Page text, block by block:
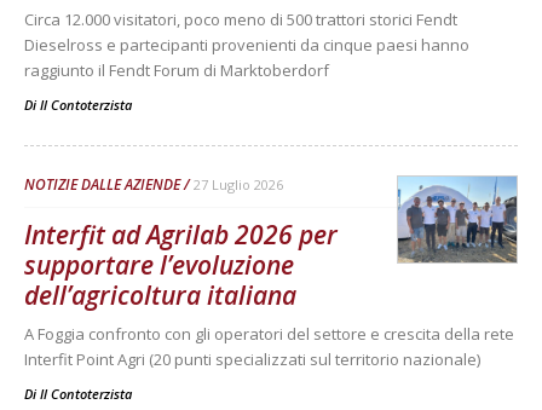
Circa 12.000 visitatori, poco meno di 500 trattori storici Fendt
Dieselross e partecipanti provenienti da cinque paesi hanno
raggiunto il Fendt Forum di Marktoberdorf
Di Il Contoterzista
NOTIZIE DALLE AZIENDE 27 Luglio 2026
Interfit ad Agrilab 2026 per
supportare l’evoluzione
dell’agricoltura italiana
A Foggia confronto con gli operatori del settore e crescita della rete
Interfit Point Agri (20 punti specializzati sul territorio nazionale)
Di Il Contoterzista